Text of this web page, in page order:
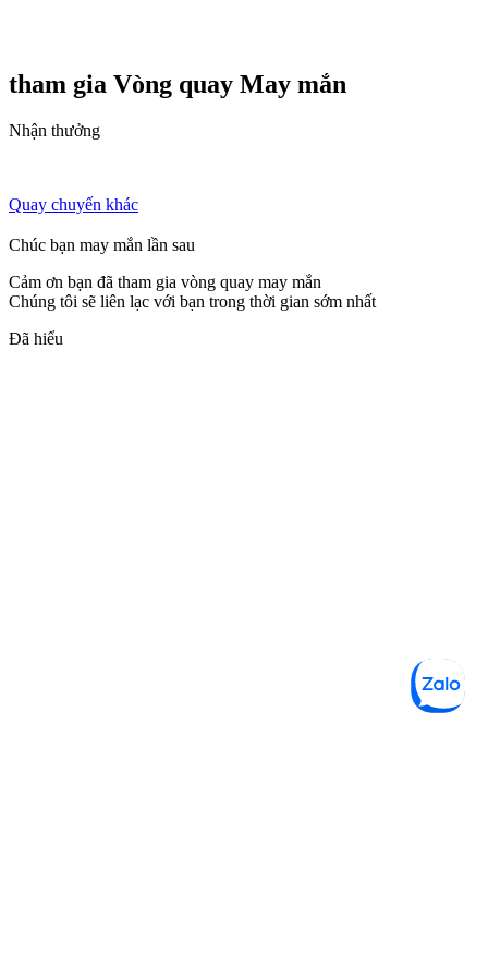
tham gia Vòng quay May mắn
Nhận thưởng
Quay chuyến khác
Chúc bạn may mắn lần sau
Cảm ơn bạn đã tham gia vòng quay may mắn
Chúng tôi sẽ liên lạc với bạn trong thời gian sớm nhất
Đã hiểu